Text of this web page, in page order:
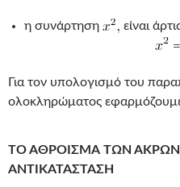
η συνάρτηση είναι
Για τον υπολογισμό του
ολοκληρώματος
ΤΟ ΑΘΡΟΙΣΜΑ ΤΩΝ
ΑΝΤΙΚΑΤΑΣΤΑΣΗ